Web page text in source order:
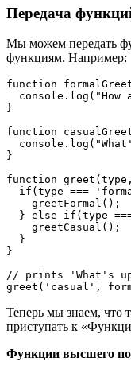
Передача
Мы можем передать
функциям. Например:
function
console.log("How
}
function
}
function
if(type ===
    greetFormal();
} else if(type
    greetCasual();
  }
}
// prints 'What's
greet('casual',
Теперь мы знаем, что
приступать к
Функции высшего